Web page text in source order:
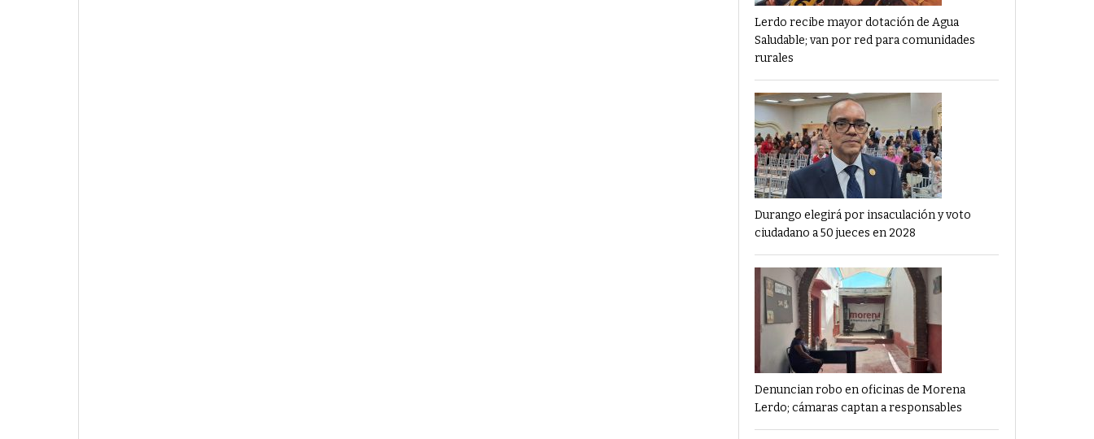
Lerdo recibe mayor dotación de Agua
Saludable; van por red para comunidades
rurales
Durango elegirá por insaculación y voto
ciudadano a 50 jueces en 2028
Denuncian robo en oficinas de Morena
Lerdo; cámaras captan a responsables